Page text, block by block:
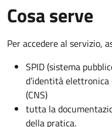
Cosa serve
Per accedere al servizio,
SPID (sistema
d’identità elettronica
(CNS)
tutta la
della pratica.